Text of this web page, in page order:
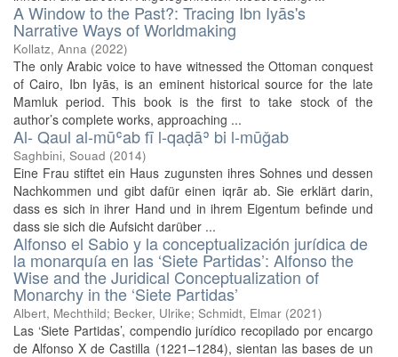
A Window to the Past?: Tracing Ibn Iyās's
Narrative Ways of Worldmaking
Kollatz, Anna (2022)
The only Arabic voice to have witnessed the Ottoman conquest
of Cairo, Ibn Iyās, is an eminent historical source for the late
Mamluk period. This book is the first to take stock of the
author’s complete works, approaching ...
Al- Qaul al-mūʿab fī l-qaḍāʾ bi l-mūǧab
Saghbini, Souad (2014)
Eine Frau stiftet ein Haus zugunsten ihres Sohnes und dessen
Nachkommen und gibt dafür einen iqrār ab. Sie erklärt darin,
dass es sich in ihrer Hand und in ihrem Eigentum befinde und
dass sie sich die Aufsicht darüber ...
Alfonso el Sabio y la conceptualización jurídica de
la monarquía en las ‘Siete Partidas’: Alfonso the
Wise and the Juridical Conceptualization of
Monarchy in the ‘Siete Partidas’
Albert, Mechthild; Becker, Ulrike; Schmidt, Elmar (2021)
Las ‘Siete Partidas’, compendio jurídico recopilado por encargo
de Alfonso X de Castilla (1221–1284), sientan las bases de un